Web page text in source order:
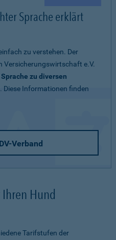
Sprache erklärt
zu verstehen. Der
Versicherungswirtschaft e.V.
zu diversen
Diese Informationen finden
Verband
Hund
Tarifstufen der